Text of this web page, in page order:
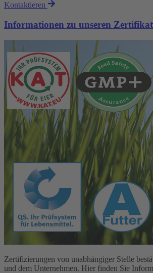
Kontaktieren
Informationen zu unseren
Zertifizierungen von unabhängiger Stelle
und dem Unternehmen. Hier finden Sie